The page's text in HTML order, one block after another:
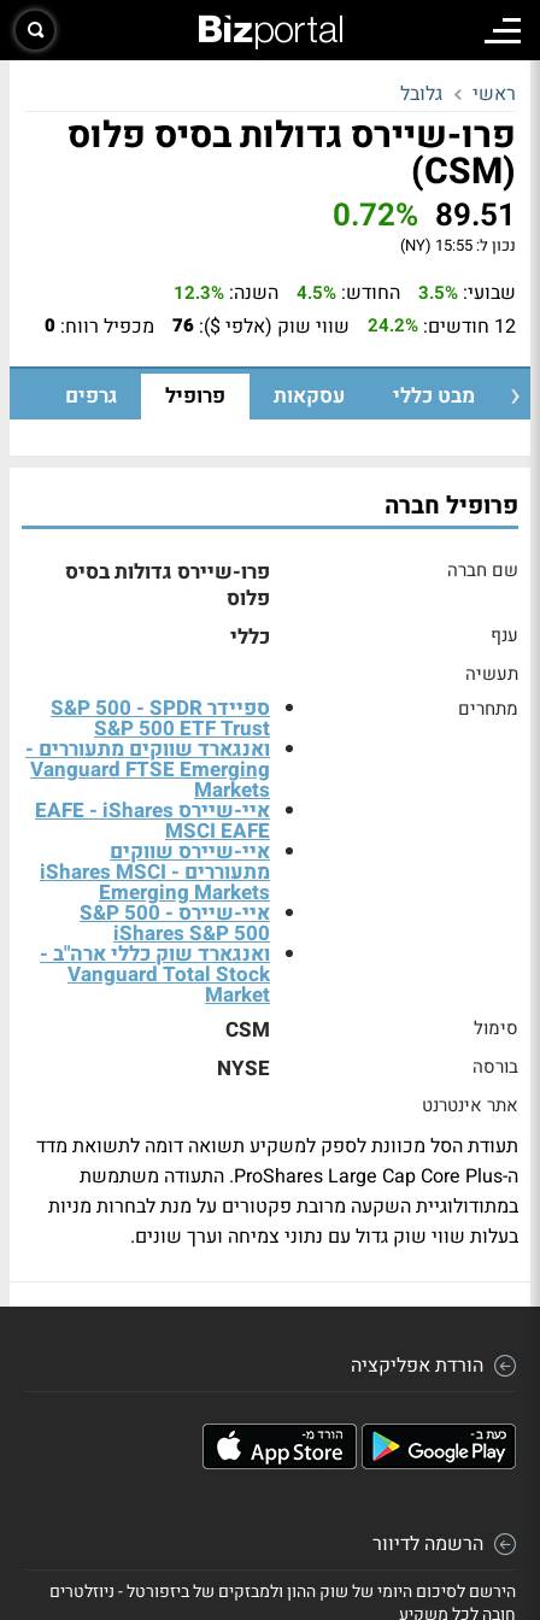
ראשי גלובל
פרו-שיירס גדולות בסיס פלוס
(CSM)
89.51
0.72%
נכון ל: 15:55 (NY)
שבועי: 3.5% החודש: 4.5% השנה: 12.3%
12 חודשים: 24.2% שווי שוק (אלפי $): 76 מכפיל רווח: 0
מבט כללי עסקאות פרופיל גרפים
פרופיל חברה
שם חברה
פרו-שיירס גדולות בסיס
פלוס
ענף כללי
תעשיה
מתחרים
ספיידר S&P 500 - SPDR
S&P 500 ETF Trust
ואנגארד שווקים מתעוררים -
Vanguard FTSE Emerging
Markets
איי-שיירס EAFE - iShares
MSCI EAFE
איי-שיירס שווקים
מתעוררים - iShares MSCI
Emerging Markets
איי-שיירס S&P 500 -
iShares S&P 500
ואנגארד שוק כללי ארה"ב -
Vanguard Total Stock
Market
סימול CSM
בורסה NYSE
אתר אינטרנט
תעודת הסל מכוונת לספק למשקיע תשואה דומה לתשואת מדד
ה-ProShares Large Cap Core Plus. התעודה משתמשת
במתודולוגיית השקעה מרובת פקטורים על מנת לבחרות מניות
בעלות שווי שוק גדול עם נתוני צמיחה וערך שונים.
הורדת אפליקציה
הרשמה לדיוור
הירשם לסיכום היומי של שוק ההון ולמבזקים של ביזפורטל - ניוזלטרים
חובה לכל משקיע